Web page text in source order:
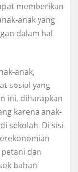
memberikan
anak yang
dalam hal
anak,
sosial yang
ini, diharapkan
karena anak-
sekolah. Di sisi
dan
bahan